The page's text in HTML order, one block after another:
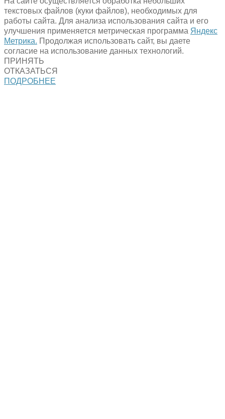
текстовых файлов (куки файлов), необходимых для
работы сайта. Для анализа использования сайта и его
улучшения применяется метрическая программа Яндекс
Метрика. Продолжая использовать сайт, вы даете
согласие на использование данных технологий.
ПРИНЯТЬ
ОТКАЗАТЬСЯ
ПОДРОБНЕЕ